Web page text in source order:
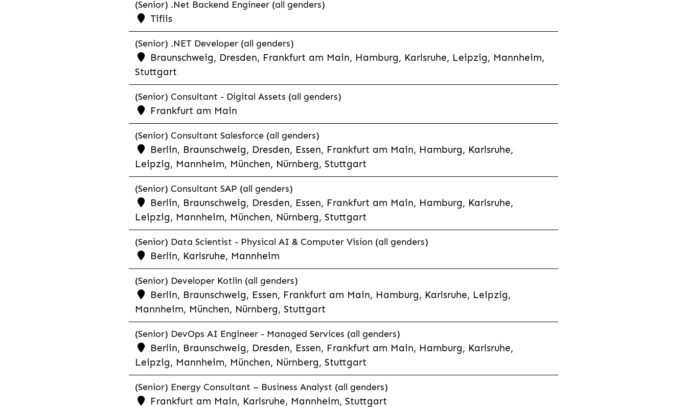
(Senior) .Net Backend Engineer (all genders)
Tiflis
(Senior) .NET Developer (all genders)
Braunschweig, Dresden, Frankfurt am Main, Hamburg, Karlsruhe, Leipzig, Mannheim,
Stuttgart
(Senior) Consultant - Digital Assets (all genders)
Frankfurt am Main
(Senior) Consultant Salesforce (all genders)
Berlin, Braunschweig, Dresden, Essen, Frankfurt am Main, Hamburg, Karlsruhe,
Leipzig, Mannheim, München, Nürnberg, Stuttgart
(Senior) Consultant SAP (all genders)
Berlin, Braunschweig, Dresden, Essen, Frankfurt am Main, Hamburg, Karlsruhe,
Leipzig, Mannheim, München, Nürnberg, Stuttgart
(Senior) Data Scientist - Physical AI & Computer Vision (all genders)
Berlin, Karlsruhe, Mannheim
(Senior) Developer Kotlin (all genders)
Berlin, Braunschweig, Essen, Frankfurt am Main, Hamburg, Karlsruhe, Leipzig,
Mannheim, München, Nürnberg, Stuttgart
(Senior) DevOps AI Engineer - Managed Services (all genders)
Berlin, Braunschweig, Dresden, Essen, Frankfurt am Main, Hamburg, Karlsruhe,
Leipzig, Mannheim, München, Nürnberg, Stuttgart
(Senior) Energy Consultant – Business Analyst (all genders)
Frankfurt am Main, Karlsruhe, Mannheim, Stuttgart